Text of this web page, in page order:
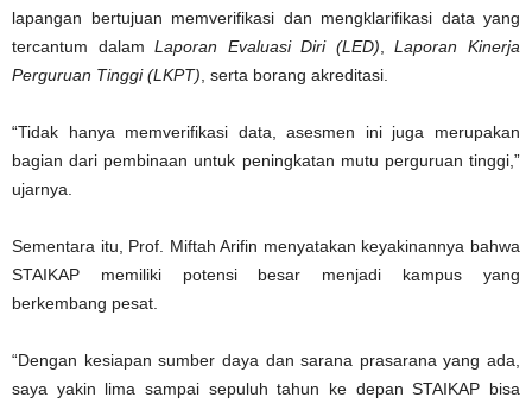
lapangan bertujuan memverifikasi dan mengklarifikasi data yang
tercantum dalamLaporan Evaluasi Diri (LED) ,Laporan Kinerja
Perguruan Tinggi (LKPT) , serta borang akreditasi.
“Tidak hanya memverifikasi data, asesmen ini juga merupakan
bagian dari pembinaan untuk peningkatan mutu perguruan tinggi,”
ujarnya.
Sementara itu, Prof. Miftah Arifin menyatakan keyakinannya bahwa
STAIKAP memiliki potensi besar menjadi kampus yang
berkembang pesat.
“Dengan kesiapan sumber daya dan sarana prasarana yang ada,
saya yakin lima sampai sepuluh tahun ke depan STAIKAP bisa